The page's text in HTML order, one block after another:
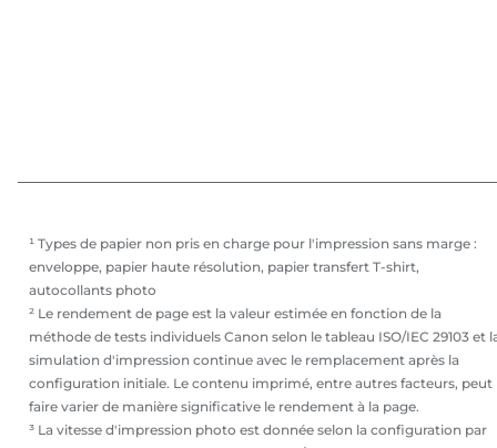
¹ Types de papier non pris en charge pour l'impression sans marge :
enveloppe, papier haute résolution, papier transfert T-shirt,
autocollants photo
² Le rendement de page est la valeur estimée en fonction de la
méthode de tests individuels Canon selon le tableau ISO/IEC 29103 et
simulation d'impression continue avec le remplacement après la
configuration initiale. Le contenu imprimé, entre autres facteurs, peut
faire varier de manière significative le rendement à la page.
³ La vitesse d'impression photo est donnée selon la configuration par